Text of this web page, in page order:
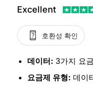
Excellent
호환성 확인
데이터: 3가지 요
요금제 유형: 데이